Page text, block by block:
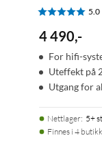
5.0
4 490,-
For hifi-
Uteffekt på
Utgang for
Nettlager: 5+ st
Finnes i 4